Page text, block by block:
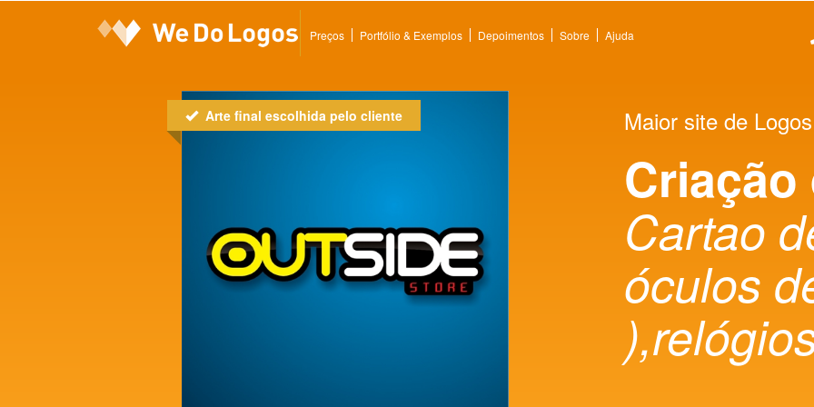
Preços Portfólio & Exemplos Depoimentos Sobre Ajuda
Arte final escolhida pelo cliente Maior site de
Criação
Cartao
óculos